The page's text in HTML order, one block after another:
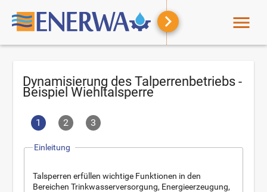
menu
Dynamisierung des Talperrenbetriebs -
Beispiel Wiehltalsperre
1 2 3
Einleitung
Talsperren erfüllen wichtige Funktionen in den
Bereichen Trinkwasserversorgung, Energieerzeugung,